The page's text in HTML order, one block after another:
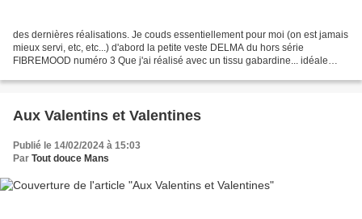
des dernières réalisations. Je couds essentiellement pour moi (on est jamais
mieux servi, etc, etc...) d'abord la petite veste DELMA du hors série
FIBREMOOD numéro 3 Que j'ai réalisé avec un tissu gabardine... idéale
Aux Valentins et Valentines
Publié le 14/02/2024 à 15:03
Par Tout douce Mans